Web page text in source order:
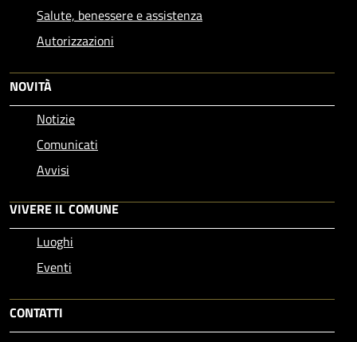
Salute, benessere e assistenza
Autorizzazioni
NOVITÀ
Notizie
Comunicati
Avvisi
VIVERE IL COMUNE
Luoghi
Eventi
CONTATTI